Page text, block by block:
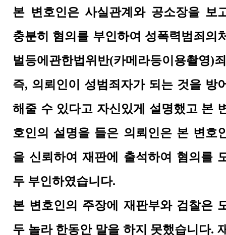
본 변호인은 사실관계와 공소장을 보
충분히 혐의를 부인하여 성폭력범죄의
벌등에관한법위반(카메라등이용촬영)죄
즉, 의뢰인이 성범죄자가 되는 것을 방
해줄 수 있다고 자신있게 설명했고 본
호인의 설명을 들은 의뢰인은 본 변호
을 신뢰하여 재판에 출석하여 혐의를
두 부인하였습니다.
본 변호인의 주장에 재판부와 검찰은
두 놀라 한동안 말을 하지 못했습니다.